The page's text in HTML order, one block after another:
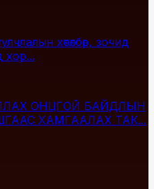
хөтөлбөр, зочид
хор...
ОНЦГОЙ БАЙДЛЫН
ХАМГААЛАХ ТАК...